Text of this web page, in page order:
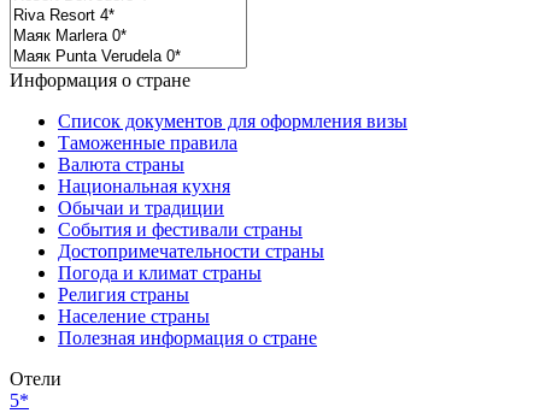
Информация о стране
Список документов для оформления визы
Таможенные правила
Валюта страны
Национальная кухня
Обычаи и традиции
События и фестивали страны
Достопримечательности страны
Погода и климат страны
Религия страны
Население страны
Полезная информация о стране
Отели
5*